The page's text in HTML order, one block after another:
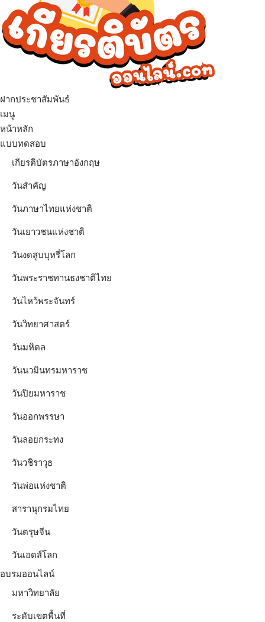
ฝากประชาสัมพันธ์
เมนู
หน้าหลัก
แบบทดสอบ
เกียรติบัตรภาษาอังกฤษ
วันสำคัญ
วันภาษาไทยแห่งชาติ
วันเยาวชนแห่งชาติ
วันงดสูบบุหรี่โลก
วันพระราชทานธงชาติไทย
วันไหว้พระจันทร์​
วันวิทยาศาสตร์
วันมหิดล
วันนวมินทรมหาราช
วันปิยมหาราช
วันออกพรรษา
วันลอยกระทง
วันวชิราวุธ
วันพ่อแห่งชาติ
สารานุกรมไทย
วันตรุษจีน
วันเอดส์โลก
อบรมออนไลน์
มหาวิทยาลัย
ระดับเขตพื้นที่